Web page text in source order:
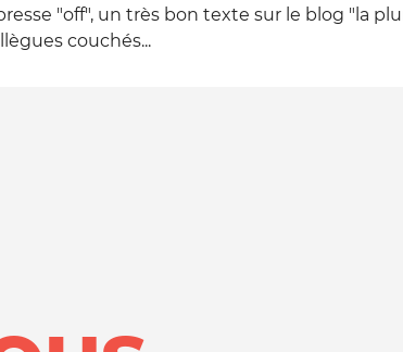
"off", un très bon texte sur le blog "la
couchés...